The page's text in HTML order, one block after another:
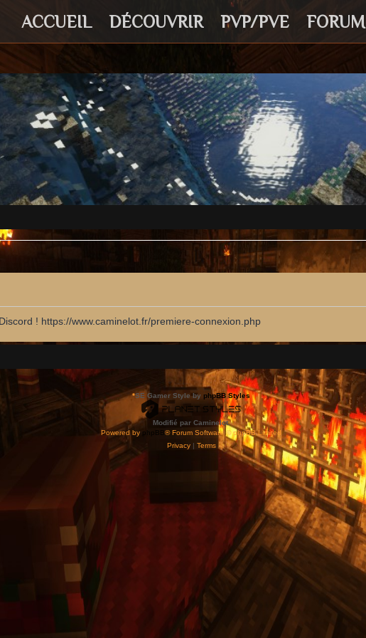
ACCUEIL DÉCOUVRIR PVP/PVE FORUM
! https://www.caminelot.fr/premiere-connexion.php
*SE Gamer Style by phpBB Styles
Modifié par Caminelot.
Powered by phpBB® Forum Software © phpBB Limited
Privacy| Terms